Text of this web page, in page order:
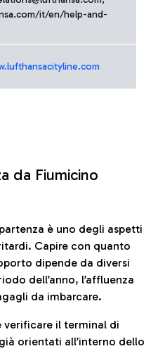
it/en/help-and-
da Fiumicino
è uno degli aspetti
Capire con quanto
dipende da diversi
dell’anno, l’affluenza
da imbarcare.
verificare il terminal di
orientati all’interno dello